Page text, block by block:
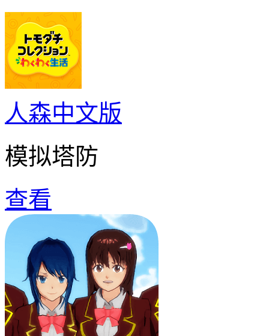
人森中文版
模拟塔防
查看